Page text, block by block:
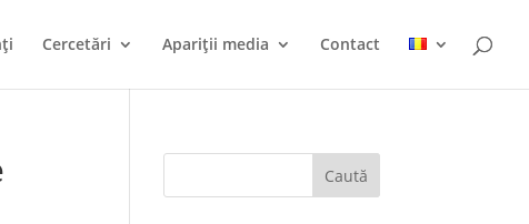
Cercetări Apariții media Contact
Caută